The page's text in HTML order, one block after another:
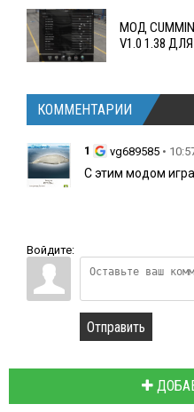
МОД
V1.0 1.38 ДЛЯ
КОММЕНТАРИИ
1 vg689585 •
С этим модом
Войдите:
Отправить